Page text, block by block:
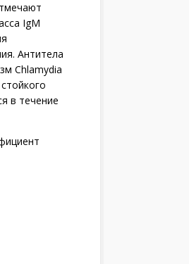
IgM
Антитела
Chlamydia
в течение